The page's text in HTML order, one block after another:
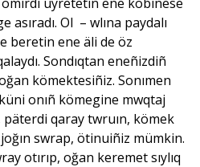
Ol – wlına paydalı
beretin ene äli de öz
Sondıqtan eneñizdiñ
kömektesiñiz. Sonımen
onıñ kömegine mwqtaj
päterdi qaray twruın, kömek
swrap, ötinuiñiz mümkin.
otırıp, oğan keremet sıylıq